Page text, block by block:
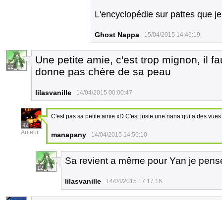
L'encyclopédie sur pattes que
Ghost Nappa 15/04/2015 14:46:19
12
Une petite amie, c'est trop mignon, il
donne pas chère de sa peau
lilasvanille 14/04/2015 00:00:47
42
Auteur
C'est pas sa petite amie xD C'est juste une nana qui a des
manapany 14/04/2015 14:56:10
12
Sa revient a même pour Yan je
lilasvanille 14/04/2015 17:17:16